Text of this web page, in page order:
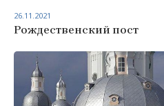
Рождественский пост
26.11.2021